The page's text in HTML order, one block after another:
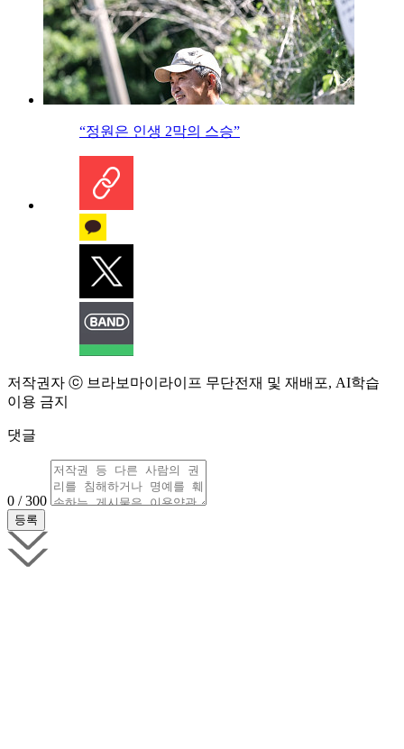
“정원은 인생 2막의 스승”
저작권자 ⓒ 브라보마이라이프 무단전재 및 재배포, AI학습
이용 금지
댓글
0 / 300